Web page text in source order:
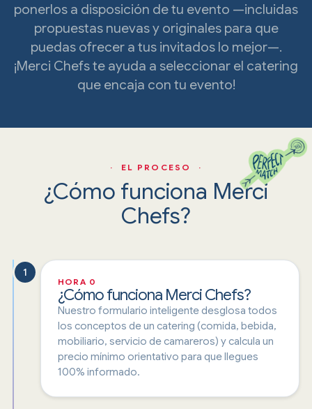
ponerlos a disposición de tu evento —incluidas
propuestas nuevas y originales para que
puedas ofrecer a tus invitados lo mejor—.
¡Merci Chefs te ayuda a seleccionar el catering
que encaja con tu evento!
· EL PROCESO ·
¿Cómo funciona Merci
Chefs?
1
HORA 0
¿Cómo funciona Merci Chefs?
Nuestro formulario inteligente desglosa todos
los conceptos de un catering (comida, bebida,
mobiliario, servicio de camareros) y calcula un
precio mínimo orientativo para que llegues
100% informado.